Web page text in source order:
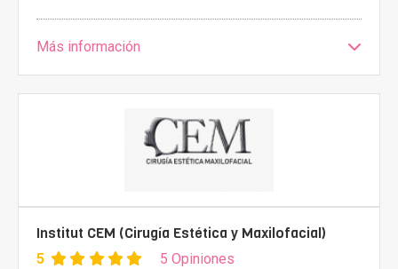
Más información
Institut CEM (Cirugía Estética y Maxilofacial)
5 5 Opiniones